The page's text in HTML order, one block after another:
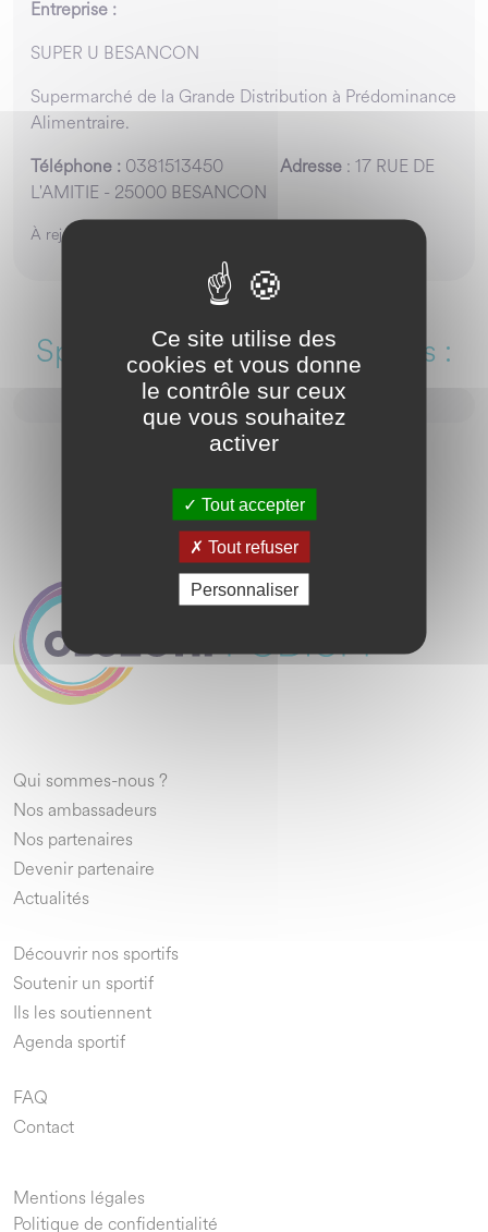
Entreprise :
SUPER U BESANCON
Supermarché de la Grande Distribution à Prédominance
Alimentraire.
Téléphone : 0381513450 Adresse : 17 RUE DE
L'AMITIE - 25000 BESANCON
À rejoint Objectif Podium le 2 mars 2024
Sportives et sportifs soutenus :
Qui sommes-nous ?
Nos ambassadeurs
Nos partenaires
Devenir partenaire
Actualités
Découvrir nos sportifs
Soutenir un sportif
Ils les soutiennent
Agenda sportif
FAQ
Contact
Mentions légales
Politique de confidentialité
Ce site utilise des
cookies et vous donne
le contrôle sur ceux
que vous souhaitez
activer
Tout accepter
Tout refuser
Personnaliser